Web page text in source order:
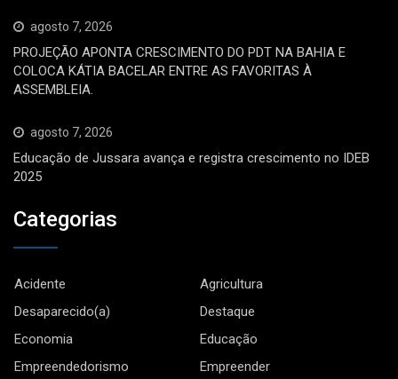
agosto 7, 2026
PROJEÇÃO APONTA CRESCIMENTO DO PDT NA BAHIA E
COLOCA KÁTIA BACELAR ENTRE AS FAVORITAS À
ASSEMBLEIA.
agosto 7, 2026
Educação de Jussara avança e registra crescimento no IDEB
2025
Categorias
Acidente
Agricultura
Desaparecido(a)
Destaque
Economia
Educação
Empreendedorismo
Empreender